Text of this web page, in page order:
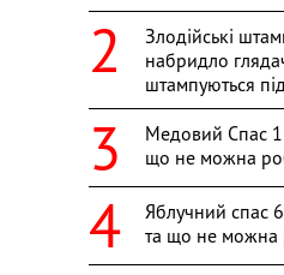
Злодійські
набридло
штампуються
Медовий Спас 1
що не можна
Яблучний спас
та що не можна